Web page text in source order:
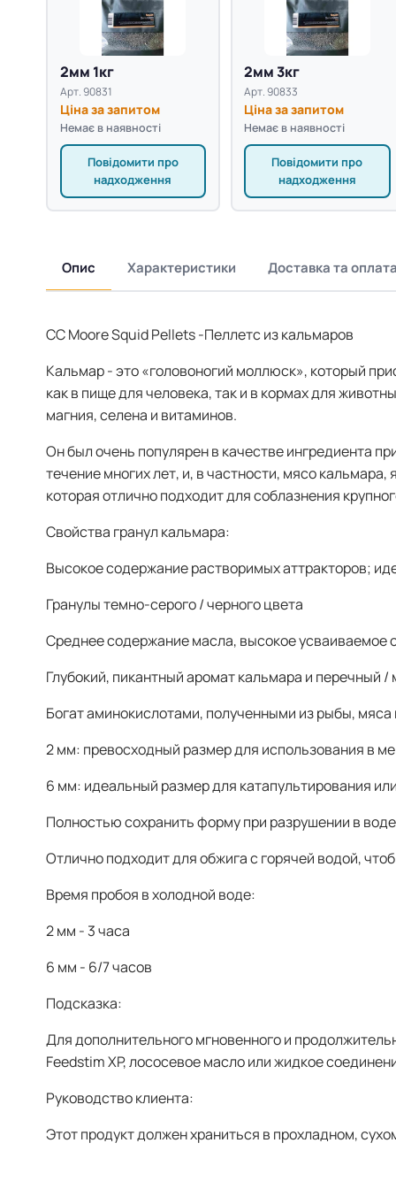
2мм 1кг
Арт. 90831
Ціна за запитом
Немає в наявності
Повідомити про
надходження
2мм 3кг
Арт. 90833
Ціна за запитом
Немає в наявності
Повідомити про
надходження
Опис Характеристики Доставка та
CC Moore Squid Pellets-Пеллетс из кальмаров
Кальмар - это «головоногий моллюск», который
как в пище для человека, так и в кормах для
магния, селена и витаминов.
Он был очень популярен в качестве ингредиента
течение многих лет, и, в частности, мясо
которая отлично подходит для соблазнения
Свойства гранул кальмара:
Высокое содержание растворимых аттракторов;
Гранулы темно-серого / черного цвета
Среднее содержание масла, высокое усваиваемое
Глубокий, пикантный аромат кальмара и перечный /
Богат аминокислотами, полученными из рыбы, мяса
2 мм: превосходный размер для использования в
6 мм: идеальный размер для катапультирования
Полностью сохранить форму при разрушении в воде
Отлично подходит для обжига с горячей водой,
Время пробоя в холодной воде:
2 мм - 3 часа
6 мм - 6/7 часов
Подсказка:
Для дополнительного мгновенного и
Feedstim XP, лососевое масло или жидкое
Руководство клиента:
Этот продукт должен храниться в прохладном,